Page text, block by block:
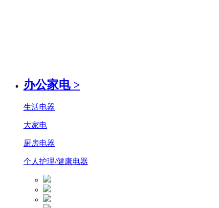
办公家电 >
生活电器
大家电
厨房电器
个人护理/健康电器